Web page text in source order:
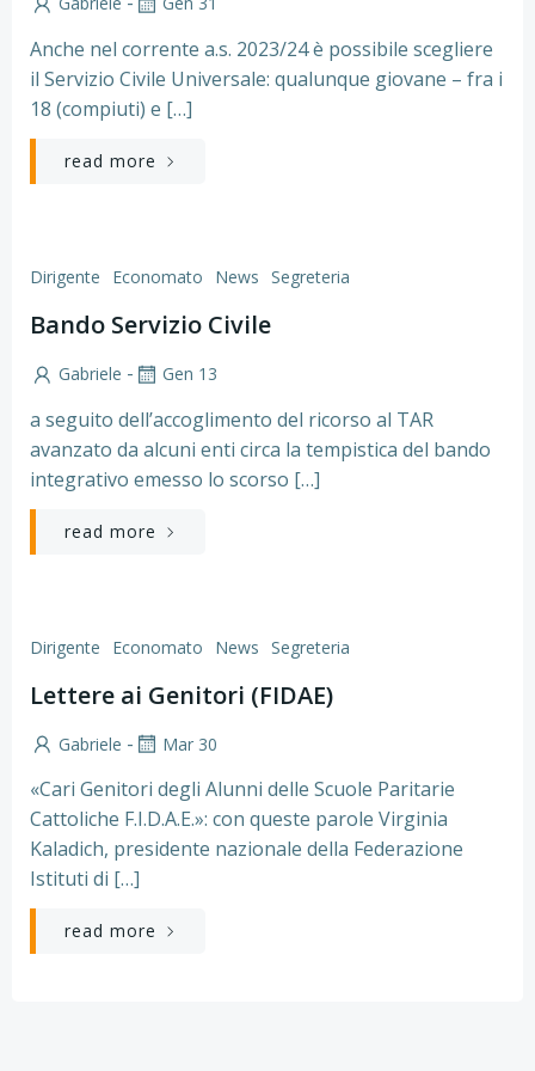
Anche nel corrente a.s. 2023/24 è possibile scegliere
il Servizio Civile Universale: qualunque giovane – fra i
18 (compiuti) e […]
read more
Dirigente Economato News Segreteria
Bando Servizio Civile
Gabriele - Gen 13
a seguito dell’accoglimento del ricorso al TAR
avanzato da alcuni enti circa la tempistica del bando
integrativo emesso lo scorso […]
read more
Dirigente Economato News Segreteria
Lettere ai Genitori (FIDAE)
Gabriele - Mar 30
«Cari Genitori degli Alunni delle Scuole Paritarie
Cattoliche F.I.D.A.E.»: con queste parole Virginia
Kaladich, presidente nazionale della Federazione
Istituti di […]
read more